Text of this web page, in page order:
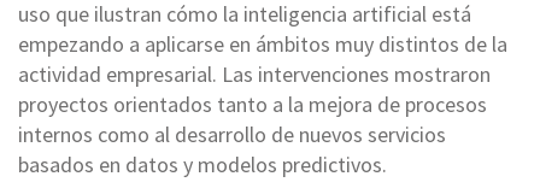
uso que ilustran cómo la inteligencia artificial está
empezando a aplicarse en ámbitos muy distintos de la
actividad empresarial. Las intervenciones mostraron
proyectos orientados tanto a la mejora de procesos
internos como al desarrollo de nuevos servicios
basados en datos y modelos predictivos.